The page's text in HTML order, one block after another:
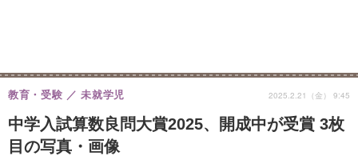
中学入試算数良問大賞2025、開成中が受賞 3枚
目の写真・画像
教育・受験 未就学児 2025.2.21（金） 9:45